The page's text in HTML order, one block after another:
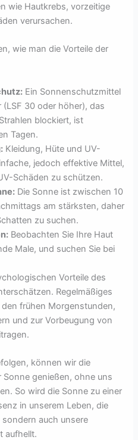
wie Hautkrebs, vorzeitige
verursachen.
wie man die Vorteile der
Ein Sonnenschutzmittel
30 oder höher), das
blockiert, ist
Tagen.
Kleidung, Hüte und UV-
jedoch effektive Mittel,
Schäden zu schützen.
Die Sonne ist zwischen 10
am stärksten, daher
zu suchen.
Beobachten Sie Ihre Haut
Male, und suchen Sie bei
Vorteile des
Regelmäßiges
frühen Morgenstunden,
und zur Vorbeugung von
können wir die
genießen, ohne uns
So wird die Sonne zu einer
in unserem Leben, die
auch unsere
aufhellt.